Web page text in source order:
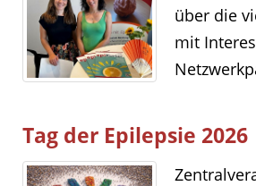
über die
mit
Tag der Epilepsie 2026